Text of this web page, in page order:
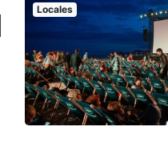
Locales